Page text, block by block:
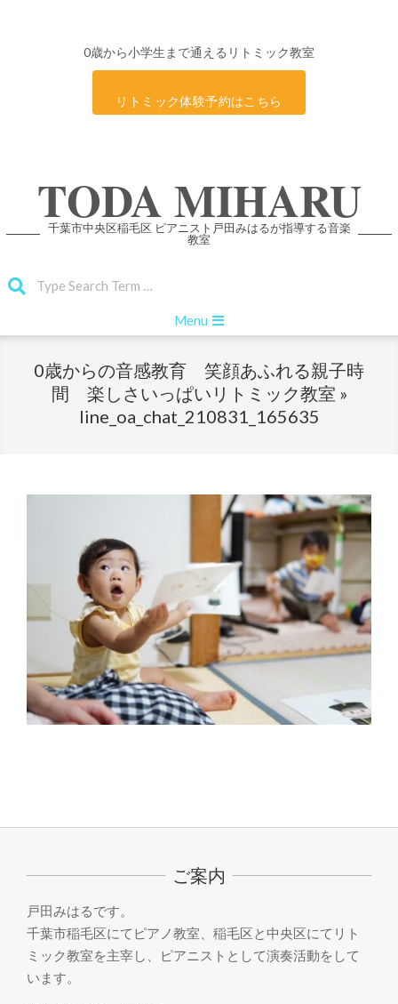
0歳から小学生まで通えるリトミック教室
リトミック体験予約はこちら
TODA MIHARU
千葉市中央区稲毛区 ピアニスト戸田みはるが指導する音楽
教室
Navigation
Menu
0歳からの音感教育 笑顔あふれる親子時
間 楽しさいっぱいリトミック教室 »
line_oa_chat_210831_165635
08-
ご案内
戸田みはるです。
千葉市稲毛区にてピアノ教室、稲毛区と中央区にてリト
ミック教室を主宰し、ピアニストとして演奏活動をして
います。